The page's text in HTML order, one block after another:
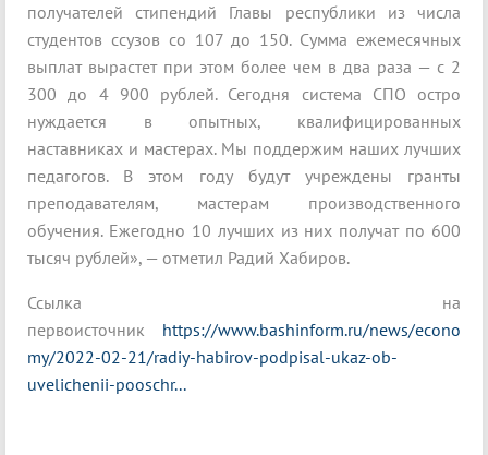
получателей стипендий Главы республики из числа
студентов ссузов со 107 до 150. Сумма ежемесячных
выплат вырастет при этом более чем в два раза — с 2
300 до 4 900 рублей. Сегодня система СПО остро
нуждается в опытных, квалифицированных
наставниках и мастерах. Мы поддержим наших лучших
педагогов. В этом году будут учреждены гранты
преподавателям, мастерам производственного
обучения. Ежегодно 10 лучших из них получат по 600
тысяч рублей», — отметил Радий Хабиров.
Ссылка на
первоисточник https://www.bashinform.ru/news/econo
my/2022-02-21/radiy-habirov-podpisal-ukaz-ob-
uvelichenii-pooschr...